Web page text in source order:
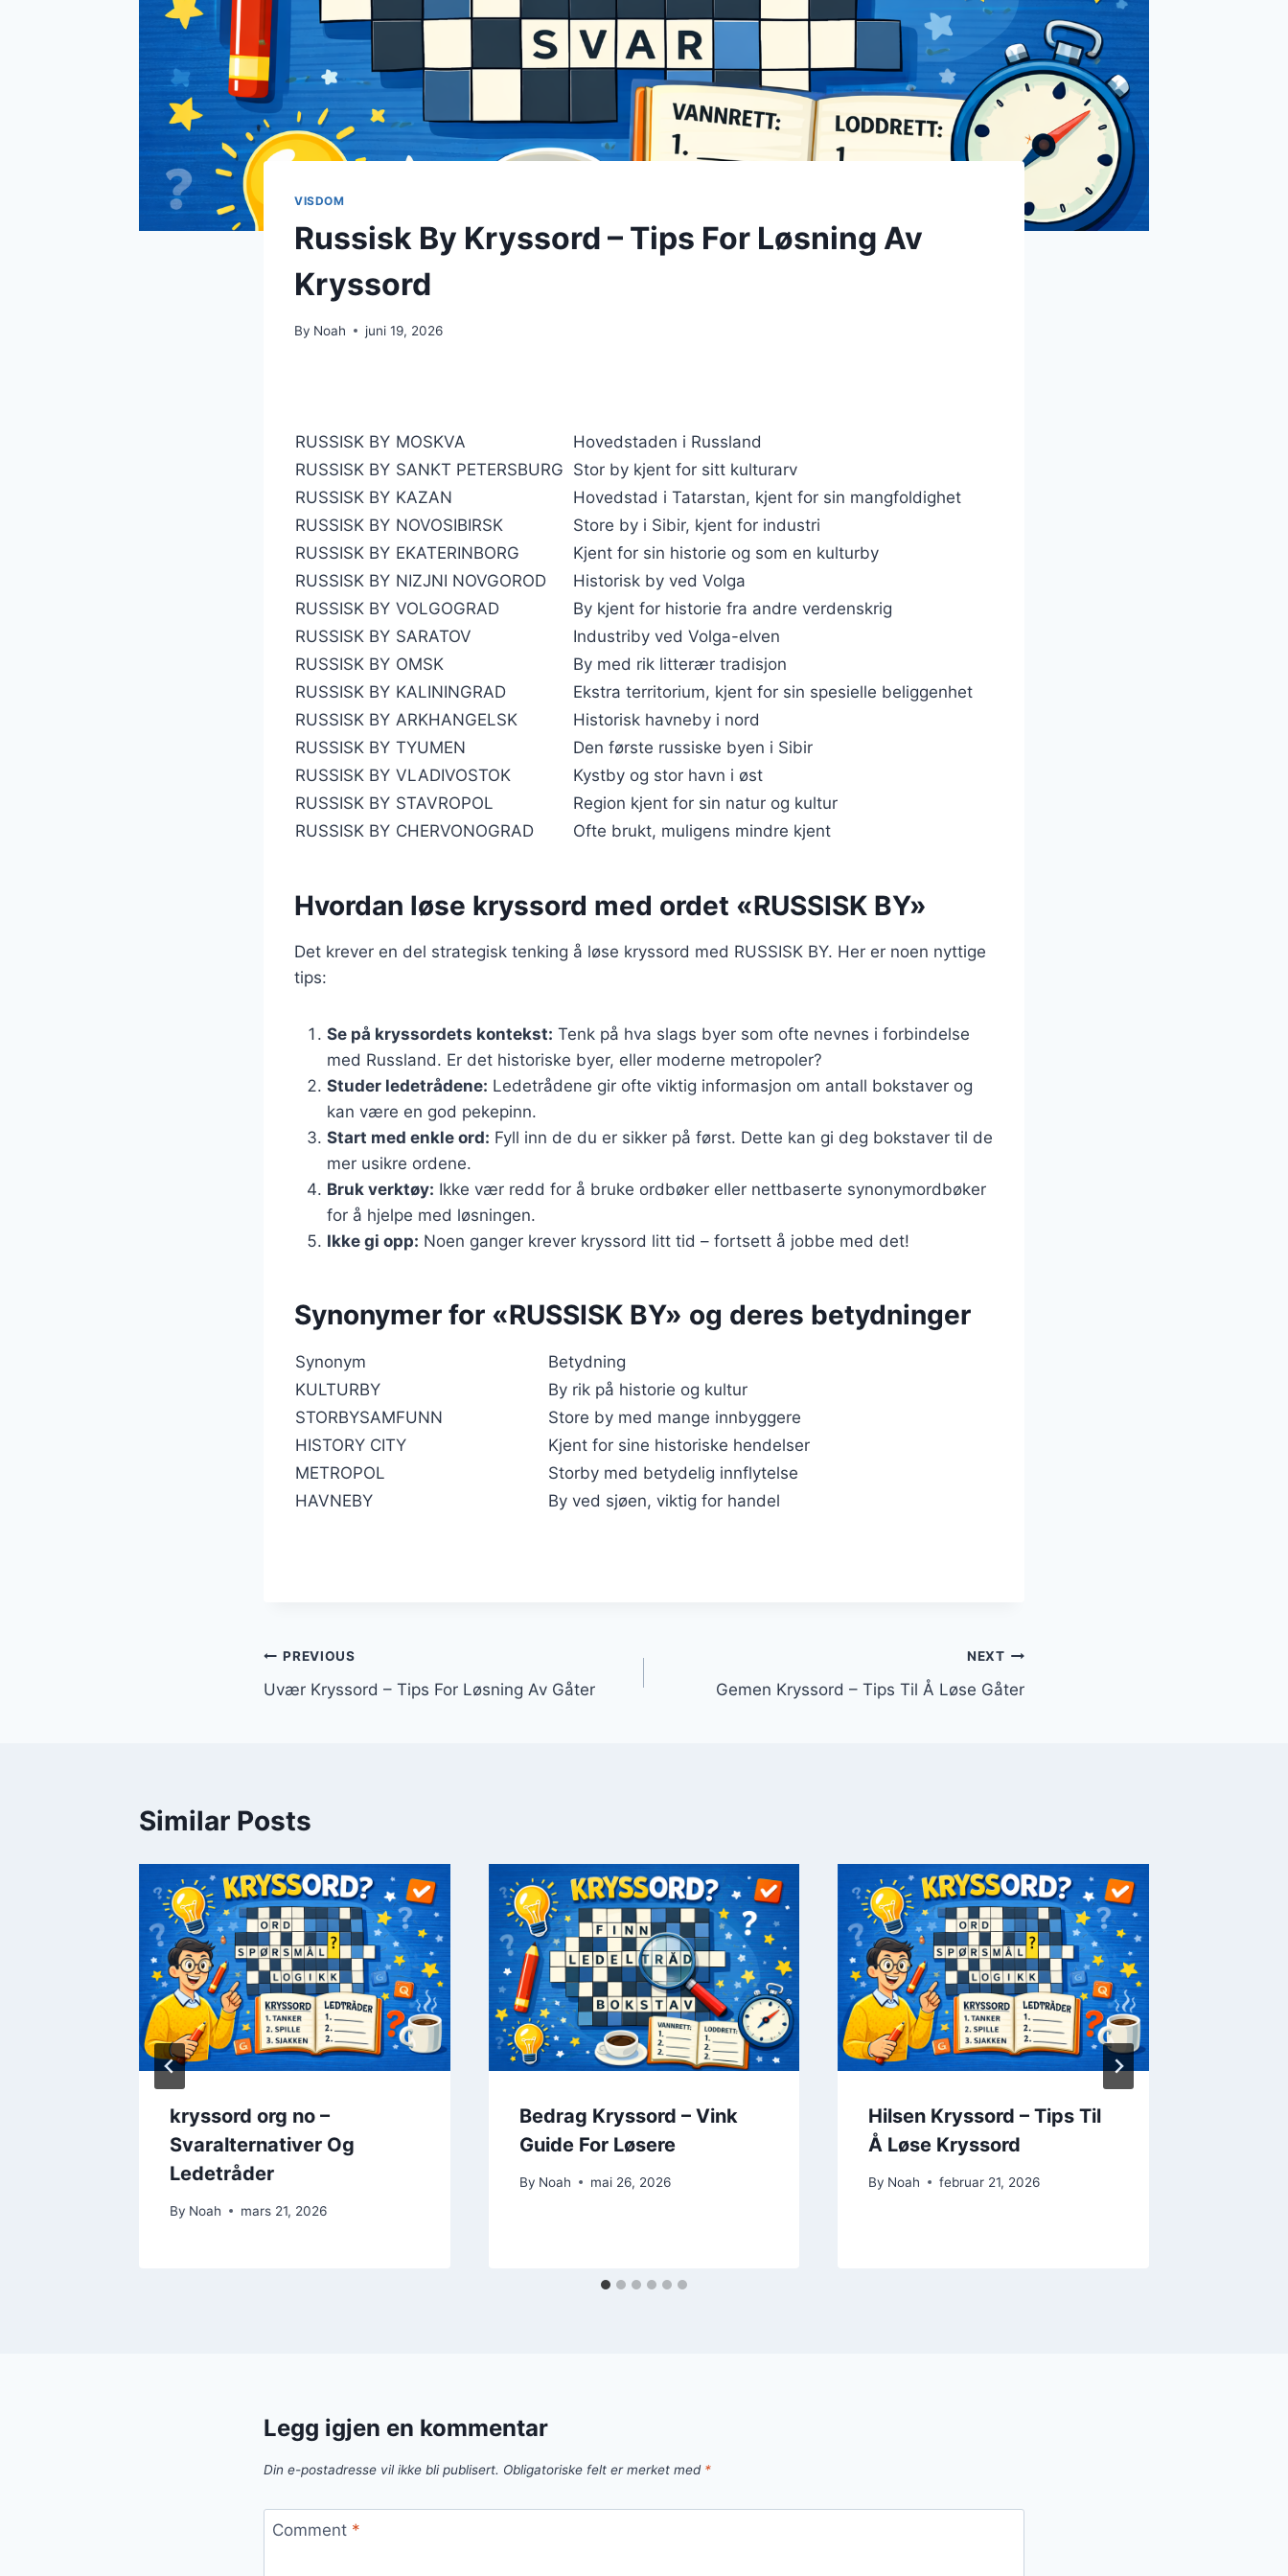
VISDOM
Russisk By Kryssord – Tips For Løsning Av
Kryssord
By Noah juni 19, 2026
RUSSISK BY MOSKVA
Hovedstaden i Russland
RUSSISK BY SANKT PETERSBURG Stor by kjent for sitt kulturarv
RUSSISK BY KAZAN
Hovedstad i Tatarstan, kjent for sin mangfoldighet
RUSSISK BY NOVOSIBIRSK
Store by i Sibir, kjent for industri
RUSSISK BY EKATERINBORG
Kjent for sin historie og som en kulturby
RUSSISK BY NIZJNI NOVGOROD
Historisk by ved Volga
RUSSISK BY VOLGOGRAD
By kjent for historie fra andre verdenskrig
RUSSISK BY SARATOV
Industriby ved Volga-elven
RUSSISK BY OMSK
By med rik litterær tradisjon
RUSSISK BY KALININGRAD
Ekstra territorium, kjent for sin spesielle beliggenhet
RUSSISK BY ARKHANGELSK
Historisk havneby i nord
RUSSISK BY TYUMEN
Den første russiske byen i Sibir
RUSSISK BY VLADIVOSTOK
Kystby og stor havn i øst
RUSSISK BY STAVROPOL
Region kjent for sin natur og kultur
RUSSISK BY CHERVONOGRAD Ofte brukt, muligens mindre kjent
Hvordan løse kryssord med ordet «RUSSISK BY»
Det krever en del strategisk tenking å løse kryssord med RUSSISK BY. Her er noen nyttige
tips:
Se på kryssordets kontekst: Tenk på hva slags byer som ofte nevnes i forbindelse
med Russland. Er det historiske byer, eller moderne metropoler?
Studer ledetrådene: Ledetrådene gir ofte viktig informasjon om antall bokstaver og
kan være en god pekepinn.
Start med enkle ord: Fyll inn de du er sikker på først. Dette kan gi deg bokstaver til de
mer usikre ordene.
Bruk verktøy: Ikke vær redd for å bruke ordbøker eller nettbaserte synonymordbøker
for å hjelpe med løsningen.
Ikke gi opp: Noen ganger krever kryssord litt tid – fortsett å jobbe med det!
Synonymer for «RUSSISK BY» og deres betydninger
Synonym
Betydning
KULTURBY
By rik på historie og kultur
STORBYSAMFUNN
Store by med mange innbyggere
HISTORY CITY
Kjent for sine historiske hendelser
METROPOL
Storby med betydelig innflytelse
HAVNEBY
By ved sjøen, viktig for handel
Innleggsnavigasjon
PREVIOUS
Uvær Kryssord – Tips For Løsning Av Gåter
NEXT
Gemen Kryssord – Tips Til Å Løse Gåter
Similar Posts
kryssord org no –
Svaralternativer Og
Ledetråder
By Noah mars 21, 2026
Bedrag Kryssord – Vink
Guide For Løsere
By Noah mai 26, 2026
Hilsen Kryssord – Tips Til
Å Løse Kryssord
By Noah februar 21, 2026
Legg igjen en kommentar
Din e-postadresse vil ikke bli publisert. Obligatoriske felt er merket med *
Comment *